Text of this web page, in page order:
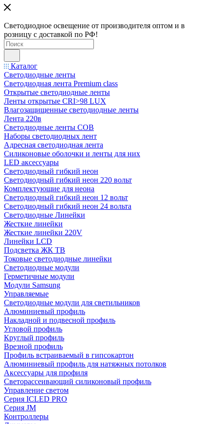
Светодиодное освещение от производителя оптом и в
розницу с доставкой по РФ!
Каталог
Светодиодные ленты
Светодиодная лента Premium class
Открытые светодиодные ленты
Ленты открытые CRI>98 LUX
Влагозащищенные светодиодные ленты
Лента 220в
Светодиодные ленты COB
Наборы светодиодных лент
Адресная светодиодная лента
Силиконовые оболочки и ленты для них
LED аксессуары
Светодиодный гибкий неон
Светодиодный гибкий неон 220 вольт
Комплектующие для неона
Светодиодный гибкий неон 12 вольт
Светодиодный гибкий неон 24 вольта
Светодиодные Линейки
Жесткие линейки
Жесткие линейки 220V
Линейки LCD
Подсветка ЖК ТВ
Токовые светодиодные линейки
Светодиодные модули
Герметичные модули
Модули Samsung
Управляемые
Светодиодные модули для светильников
Алюминиевый профиль
Накладной и подвесной профиль
Угловой профиль
Круглый профиль
Врезной профиль
Профиль встраиваемый в гипсокартон
Алюминиевый профиль для натяжных потолков
Аксессуары для профиля
Светорассеивающий силиконовый профиль
Управление светом
Серия ICLED PRO
Серия JM
Контроллеры